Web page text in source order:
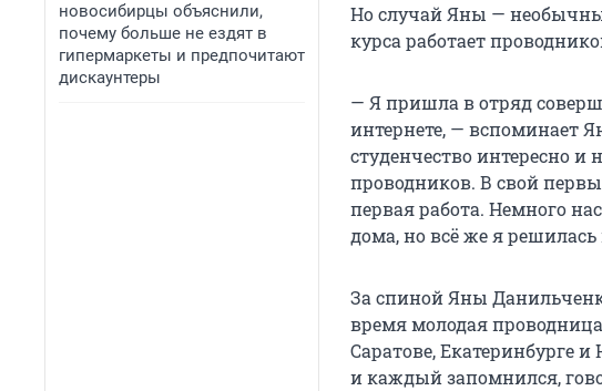
новосибирцы объяснили,
почему больше не ездят в
гипермаркеты и предпочитают
дискаунтеры
Но случай Яны —
курса работает
— Я пришла в отряд
интернете, — вспоминает
студенчество интересно и
проводников. В свой
первая работа. Немного
дома, но всё же я решилась
За спиной Яны
время молодая
Саратове, Екатеринбурге
и каждый запомнился,